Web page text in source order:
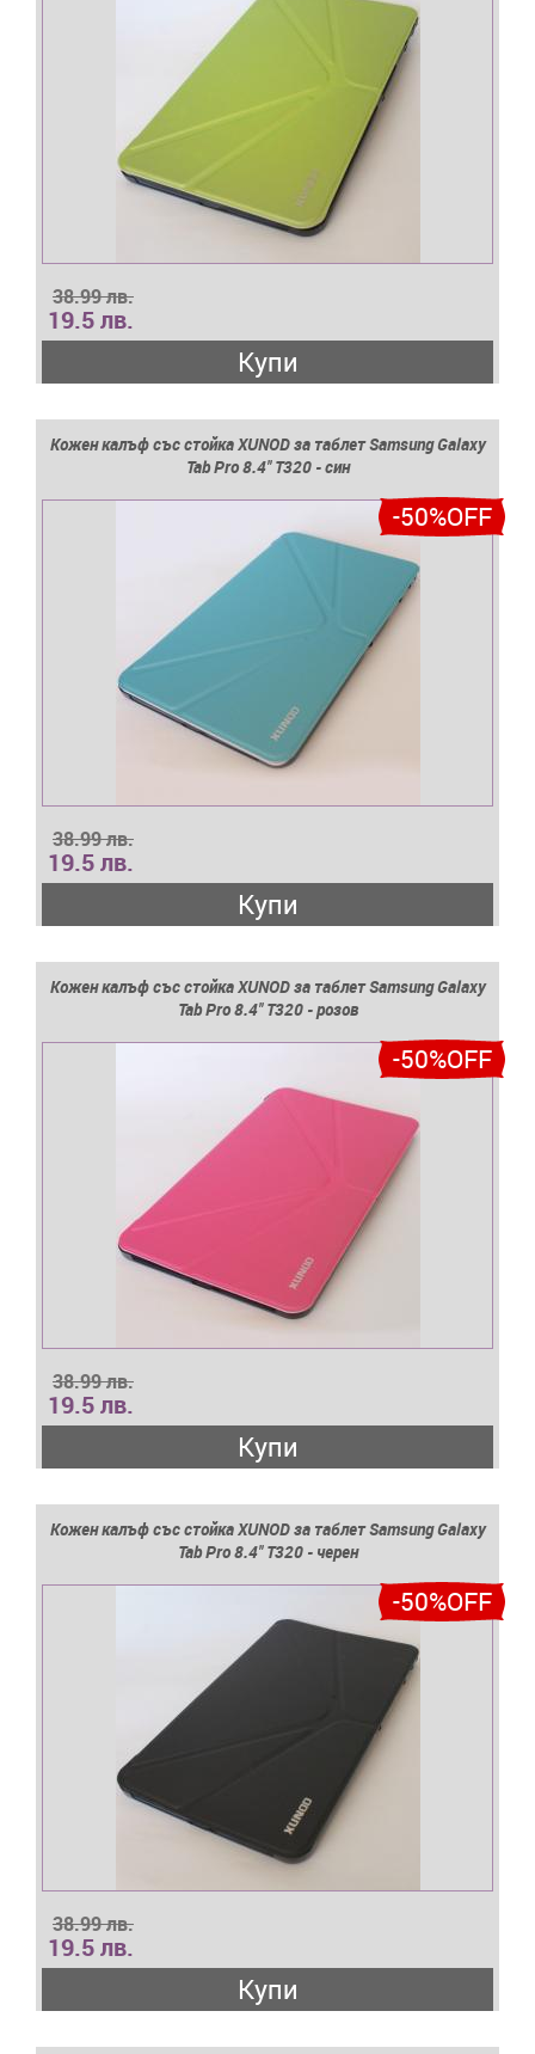
38.99 лв.
19.5 лв.
Купи
Кожен калъф със стойка XUNOD за таблет Samsung Galaxy
Tab Pro 8.4'' T320 - син
-50%OFF
38.99 лв.
19.5 лв.
Купи
Кожен калъф със стойка XUNOD за таблет Samsung Galaxy
Tab Pro 8.4'' T320 - розов
-50%OFF
38.99 лв.
19.5 лв.
Купи
Кожен калъф със стойка XUNOD за таблет Samsung Galaxy
Tab Pro 8.4'' T320 - черен
-50%OFF
38.99 лв.
19.5 лв.
Купи